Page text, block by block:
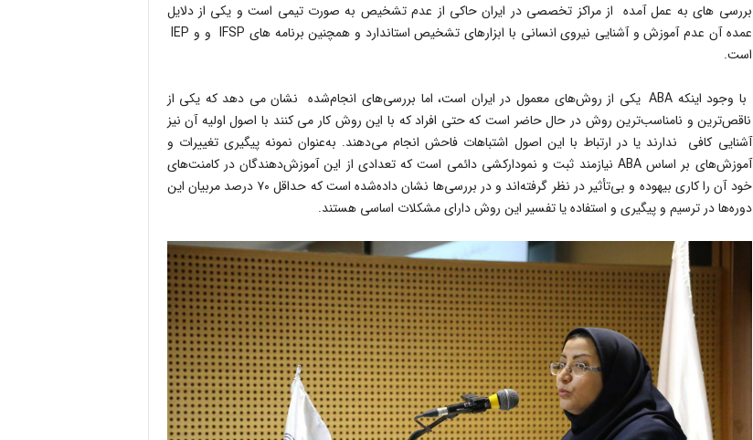
بررسی های به عمل آمده از مراکز تخصصی در ایران حاکی از عدم تشخیص به صورت تیمی است و یکی از دلایل
عمده آن عدم آموزش و آشنایی نیروی انسانی با ابزارهای تشخیص استاندارد و همچنین برنامه های IFSP و و IEP
است.
با وجود اینکه ABA یکی از روش‌های معمول در ایران است، اما بررسی‌های انجام‌شده نشان می دهد که یکی از
ناقص‌ترین و نامناسب‌ترین روش در حال حاضر است که حتی افراد که با این روش کار می کنند با اصول اولیه آن نیز
آشنایی کافی ندارند یا در ارتباط با این اصول اشتباهات فاحش انجام می‌دهند. به‌عنوان نمونه پیگیری تغییرات و
آموزش‌های بر اساس ABA نیازمند ثبت و نمودارکشی دائمی است که تعدادی از این آموزش‌دهندگان در کامنت‌های
خود آن را کاری بیهوده و بی‌تأثیر در نظر گرفته‌اند و در بررسی‌ها نشان داده‌شده است که حداقل ۷۰ درصد مربیان این
دوره‌ها در ترسیم و پیگیری و استفاده یا تفسیر این روش دارای مشکلات اساسی هستند.